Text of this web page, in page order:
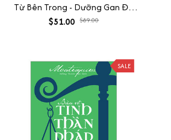
Từ Bên Trong - Dưỡng Gan Để
Dưỡng Nhan + Dưỡng Khí Huyết
$51.00 $89.00
SALE